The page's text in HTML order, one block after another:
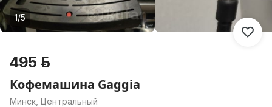
1/5
495 р.
Кофемашина Gaggia
Минск, Центральный